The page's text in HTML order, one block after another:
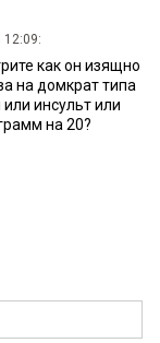
12:09:
как он изящно
на домкрат типа
инсульт или
на 20?
вернёт
же Матвиенко.